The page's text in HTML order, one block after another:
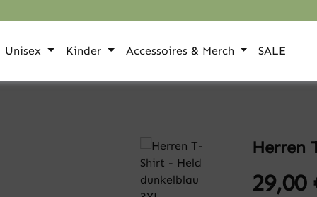
Unisex Kinder Accessoires & Merch SALE
Herren
29,00